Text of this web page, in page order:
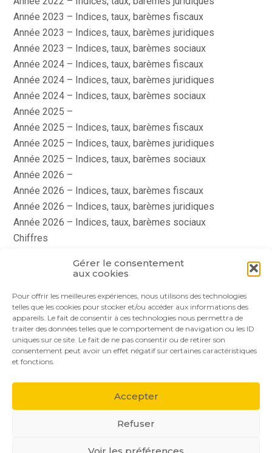
Gérer le consentement
aux cookies
Pour offrir les meilleures expériences, nous utilisons des technologies
telles que les cookies pour stocker et/ou accéder aux informations des
appareils. Le fait de consentir à ces technologies nous permettra de
traiter des données telles que le comportement de navigation ou les ID
uniques sur ce site. Le fait de ne pas consentir ou de retirer son
consentement peut avoir un effet négatif sur certaines caractéristiques
et fonctions.
Accepter
Refuser
Voir les préférences
Année 2023 – Indices, taux, barèmes fiscaux
Année 2023 – Indices, taux, barèmes juridiques
Année 2023 – Indices, taux, barèmes sociaux
Année 2024 – Indices, taux, barèmes fiscaux
Année 2024 – Indices, taux, barèmes juridiques
Année 2024 – Indices, taux, barèmes sociaux
Année 2025 –
Année 2025 – Indices, taux, barèmes fiscaux
Année 2025 – Indices, taux, barèmes juridiques
Année 2025 – Indices, taux, barèmes sociaux
Année 2026 –
Année 2026 – Indices, taux, barèmes fiscaux
Année 2026 – Indices, taux, barèmes juridiques
Année 2026 – Indices, taux, barèmes sociaux
Chiffres
Le coin du dirigeant
Footer